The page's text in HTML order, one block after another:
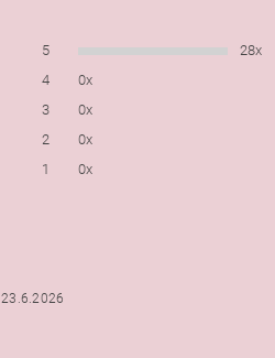
5
28x
4
0x
3
0x
2
0x
1
0x
23.6.2026